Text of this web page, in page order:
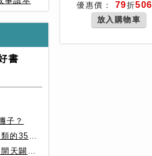
書
子？
細菌好朋友2： 超越人類的35種細菌生存絕技
傳家經典：中國神話【開天闢地篇】盤古、女媧還有奇珍異獸
優惠價： 79折506
放入購物車